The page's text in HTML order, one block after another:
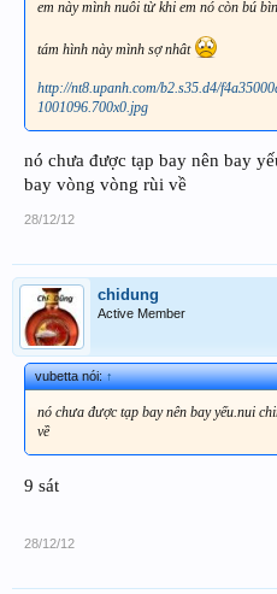
em này mình nuôi từ khi em nó còn bú
tám hình này mình sợ nhât
http://nt8.upanh.com/b2.s35.d4/
1001096.700x0.jpg
nó chưa được tạp bay nên bay
bay vòng vòng rùi về
28/12/12
chidung
Active Member
vubetta nói:↑
nó chưa được tạp bay nên bay yếu.nui
về
9 sát
28/12/12